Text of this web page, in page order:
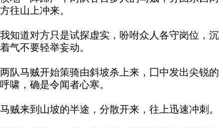
方往山上冲来。
我知道对方只是试探虚实，吩咐众人各守岗位，沉
着气不要轻举妄动。
两队马贼开始策骑由斜坡杀上来，囗中发出尖锐的
呼啸，确是令闻者心寒。
马贼来到山坡的半途，分散开来，往上迅速冲刺。